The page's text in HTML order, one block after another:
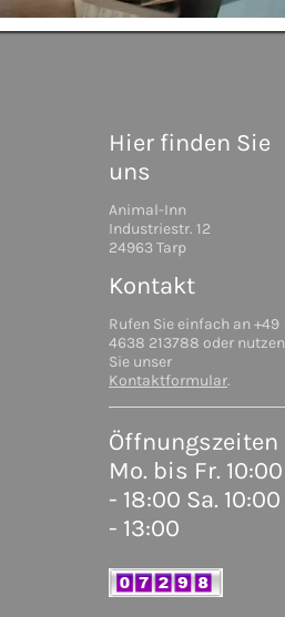
Hier finden Sie
uns
Animal-Inn
Industriestr. 12
24963 Tarp
Kontakt
Rufen Sie einfach an +49
4638 213788 oder nutzen
Sie unser
Kontaktformular.
Öffnungszeiten
Mo. bis Fr. 10:00
- 18:00 Sa. 10:00
- 13:00